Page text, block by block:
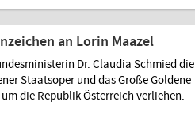
an Lorin Maazel
Dr. Claudia Schmied die
Staatsoper und das Große Goldene
die Republik Österreich verliehen.